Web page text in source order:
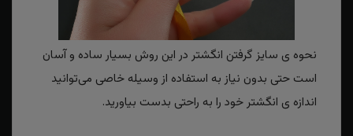
نحوه ی سایز گرفتن انگشتر در این روش بسیار ساده و آسان
است حتی بدون نیاز به استفاده از وسیله خاصی می‌توانید
اندازه ی انگشتر خود را به راحتی بدست بیاورید.